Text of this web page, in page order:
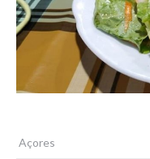
Açores